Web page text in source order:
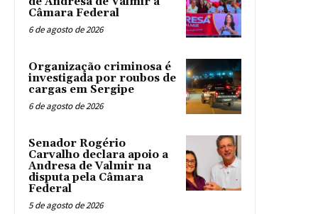
Câmara Federal
6 de agosto de 2026
Organização criminosa é
investigada por roubos de
cargas em Sergipe
6 de agosto de 2026
Senador Rogério
Carvalho declara apoio a
Andresa de Valmir na
disputa pela Câmara
Federal
5 de agosto de 2026